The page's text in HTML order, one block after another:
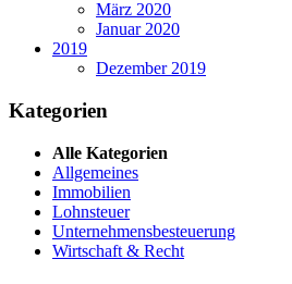
März 2020
Januar 2020
2019
Dezember 2019
Kategorien
Alle Kategorien
Allgemeines
Immobilien
Lohnsteuer
Unternehmensbesteuerung
Wirtschaft & Recht